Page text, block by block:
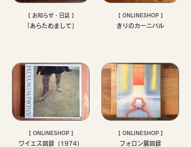
【 お知らせ・日誌 】
「あらためまして」
【 ONLINESHOP 】
きりのカーニバル
【 ONLINESHOP 】
ワイエス図録（1974）
【 ONLINESHOP 】
フォロン展図録